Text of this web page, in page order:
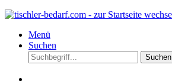
Menü
Suchen
Suchen